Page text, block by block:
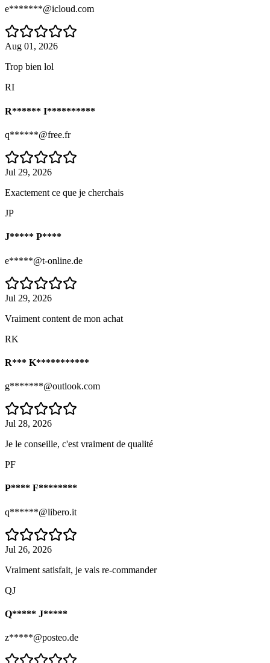
e*******@icloud.com
Aug 01, 2026
Trop bien lol
RI
R****** I**********
q******@free.fr
Jul 29, 2026
Exactement ce que je cherchais
JP
J***** P****
e*****@t-online.de
Jul 29, 2026
Vraiment content de mon achat
RK
R*** K***********
g*******@outlook.com
Jul 28, 2026
Je le conseille, c'est vraiment de qualité
PF
P**** F********
q******@libero.it
Jul 26, 2026
Vraiment satisfait, je vais re-commander
QJ
Q***** J*****
z*****@posteo.de